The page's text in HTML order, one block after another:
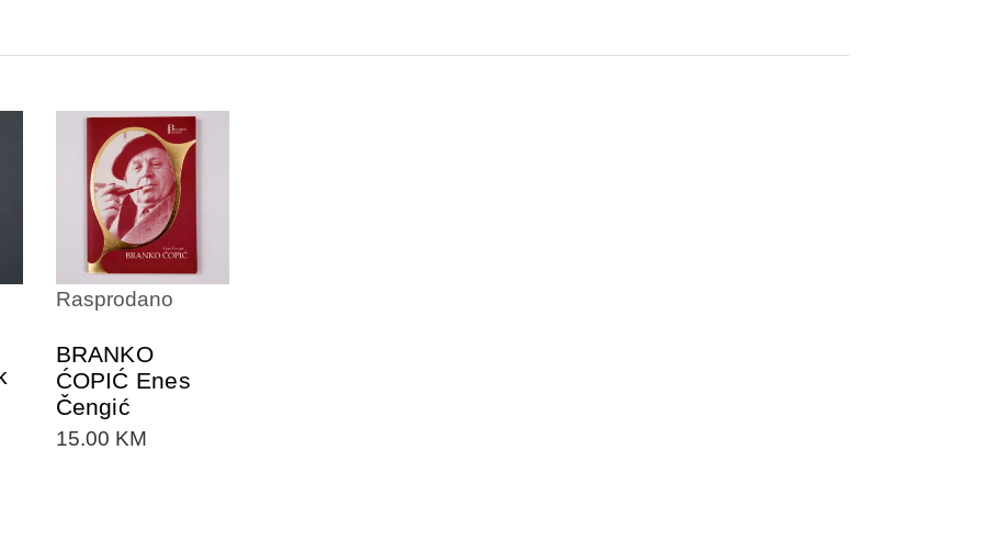
Rasprodano
DODAJTE U
KORPU
BRANKO
ĆOPIĆ Enes
Čengić
15.00 KM